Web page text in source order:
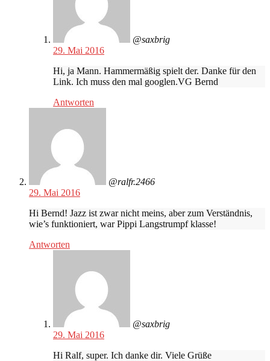
@saxbrig
29. Mai 2016
Hi, ja Mann. Hammermäßig spielt der. Danke für den
Link. Ich muss den mal googlen.VG Bernd
Antworten
@ralfr.2466
29. Mai 2016
Hi Bernd! Jazz ist zwar nicht meins, aber zum Verständnis,
wie’s funktioniert, war Pippi Langstrumpf klasse!
Antworten
@saxbrig
29. Mai 2016
Hi Ralf, super. Ich danke dir. Viele Grüße